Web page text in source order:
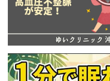
その他
‘さんルーム’ でさ
遠方にお住まいで当院